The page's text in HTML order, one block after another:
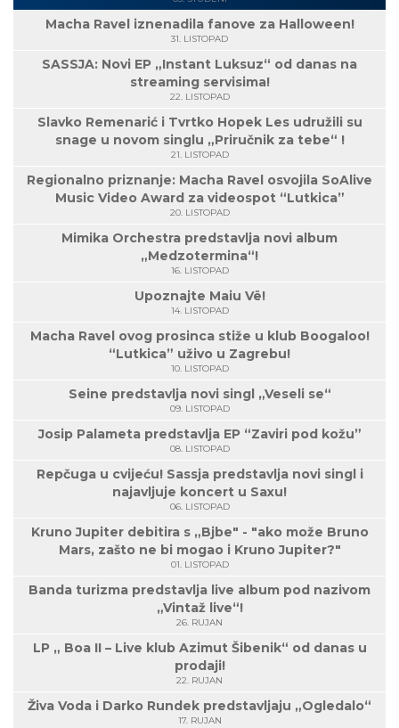
Macha Ravel iznenadila fanove za Halloween!
31. LISTOPAD
SASSJA: Novi EP „Instant Luksuz“ od danas na
streaming servisima!
22. LISTOPAD
Slavko Remenarić i Tvrtko Hopek Les udružili su
snage u novom singlu „Priručnik za tebe“ !
21. LISTOPAD
Regionalno priznanje: Macha Ravel osvojila SoAlive
Music Video Award za videospot “Lutkica”
20. LISTOPAD
Mimika Orchestra predstavlja novi album
„Medzotermina“!
16. LISTOPAD
Upoznajte Maiu Vë!
14. LISTOPAD
Macha Ravel ovog prosinca stiže u klub Boogaloo!
“Lutkica” uživo u Zagrebu!
10. LISTOPAD
Seine predstavlja novi singl „Veseli se“
09. LISTOPAD
Josip Palameta predstavlja EP “Zaviri pod kožu”
08. LISTOPAD
Repčuga u cvijeću! Sassja predstavlja novi singl i
najavljuje koncert u Saxu!
06. LISTOPAD
Kruno Jupiter debitira s „Bjbe" - "ako može Bruno
Mars, zašto ne bi mogao i Kruno Jupiter?"
01. LISTOPAD
Banda turizma predstavlja live album pod nazivom
„Vintaž live“!
26. RUJAN
LP „ Boa II – Live klub Azimut Šibenik“ od danas u
prodaji!
22. RUJAN
Živa Voda i Darko Rundek predstavljaju „Ogledalo“
17. RUJAN